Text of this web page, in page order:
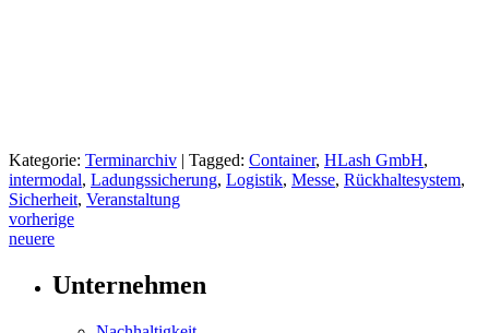
Kategorie: Terminarchiv | Tagged: Container, HLash GmbH,
intermodal, Ladungssicherung, Logistik, Messe, Rückhaltesystem,
Sicherheit, Veranstaltung
Post
navigation
vorherige
neuere
Unternehmen